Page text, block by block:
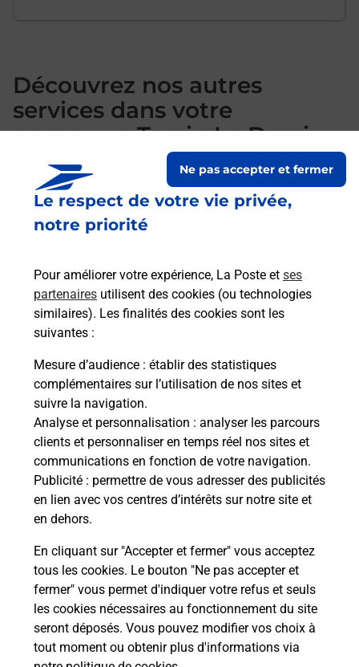
Le respect de votre vie privée,
notre priorité
Pour améliorer votre expérience, La Poste et ses
partenaires utilisent des cookies (ou technologies
similaires). Les finalités des cookies sont les
suivantes :
Mesure d’audience : établir des statistiques
complémentaires sur l’utilisation de nos sites et
suivre la navigation.
Analyse et personnalisation : analyser les parcours
clients et personnaliser en temps réel nos sites et
communications en fonction de votre navigation.
Publicité : permettre de vous adresser des publicités
en lien avec vos centres d’intérêts sur notre site et
en dehors.
En cliquant sur "Accepter et fermer" vous acceptez
tous les cookies. Le bouton "Ne pas accepter et
fermer" vous permet d'indiquer votre refus et seuls
les cookies nécessaires au fonctionnement du site
seront déposés. Vous pouvez modifier vos choix à
tout moment ou obtenir plus d'informations via
Ne pas accepter et fermer
Découvrez nos autres
services dans votre
commune Tassin La Demi
Lune
S'inscrire au code de la route
Vous cherchez à passer votre code de la route auto
ou moto dans la commune Tassin La Demi Lune ?
Découvrez toutes nos solutions.
En savoir plus
Localiser Liste
Liste - téléassistance
Rhône - téléassistance
Tassin La Demi Lune - téléassistance